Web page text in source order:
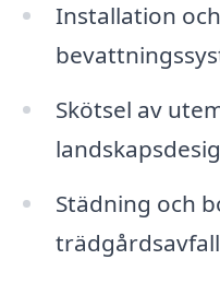
Installation
Skötsel av
Städning och
trädgårdsavfall